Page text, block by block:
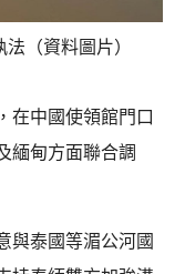
（資料圖片）
在中國使領館門口
緬甸方面聯合調
與泰國等湄公河國